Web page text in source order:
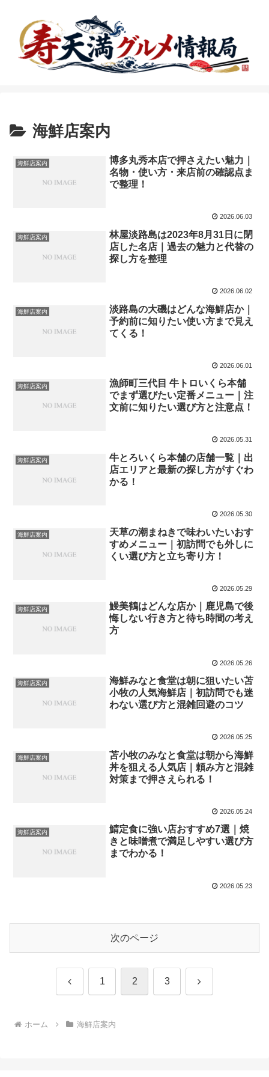
海鮮店案内
海鮮店案内
博多丸秀本店で押さえたい魅力｜
名物・使い方・来店前の確認点ま
で整理！
2026.06.03
海鮮店案内
林屋淡路島は2023年8月31日に閉
店した名店｜過去の魅力と代替の
探し方を整理
2026.06.02
海鮮店案内
淡路島の大磯はどんな海鮮店か｜
予約前に知りたい使い方まで見え
てくる！
2026.06.01
海鮮店案内
漁師町三代目 牛トロいくら本舗
でまず選びたい定番メニュー｜注
文前に知りたい選び方と注意点！
2026.05.31
海鮮店案内
牛とろいくら本舗の店舗一覧｜出
店エリアと最新の探し方がすぐわ
かる！
2026.05.30
海鮮店案内
天草の潮まねきで味わいたいおす
すめメニュー｜初訪問でも外しに
くい選び方と立ち寄り方！
2026.05.29
海鮮店案内
鰻美鶴はどんな店か｜鹿児島で後
悔しない行き方と待ち時間の考え
方
2026.05.26
海鮮店案内
海鮮みなと食堂は朝に狙いたい苫
小牧の人気海鮮店｜初訪問でも迷
わない選び方と混雑回避のコツ
2026.05.25
海鮮店案内
苫小牧のみなと食堂は朝から海鮮
丼を狙える人気店｜頼み方と混雑
対策まで押さえられる！
2026.05.24
海鮮店案内
鯖定食に強い店おすすめ7選｜焼
きと味噌煮で満足しやすい選び方
までわかる！
2026.05.23
次のページ
前 1 2 3 次
ホーム 海鮮店案内